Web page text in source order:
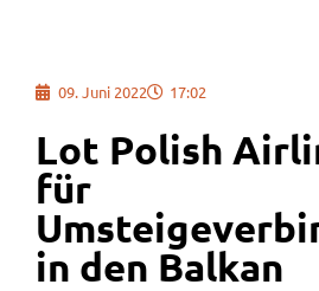
09. Juni 2022 17:02
Lot Polish
für
in den Balkan